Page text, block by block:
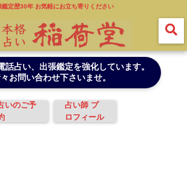
鑑定歴30年 お気軽にお立ち寄りください
占い、出張鑑定を強化しています。
お問い合わせ下さいませ。
いのご予
占い師 プ
ロフィール